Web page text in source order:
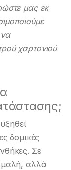
μας εκ
χαρτονιού
δομικές
Σε
αλλά